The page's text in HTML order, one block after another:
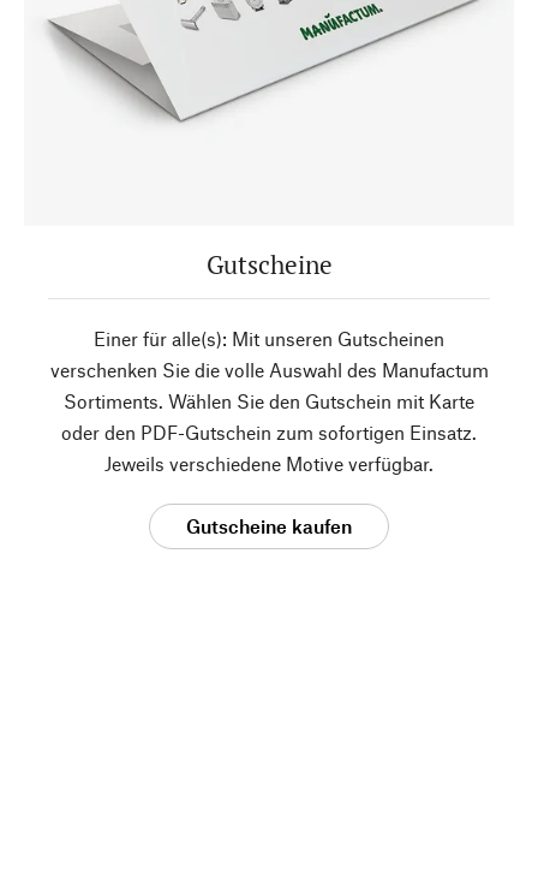
Gutscheine
Einer für alle(s): Mit unseren Gutscheinen
verschenken Sie die volle Auswahl des Manufactum
Sortiments. Wählen Sie den Gutschein mit Karte
oder den PDF-Gutschein zum sofortigen Einsatz.
Jeweils verschiedene Motive verfügbar.
Gutscheine kaufen